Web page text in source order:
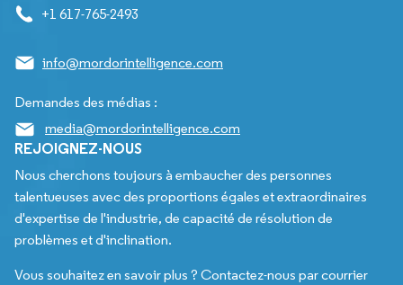
+1 617-765-2493
info@mordorintelligence.com
Demandes des médias :
media@mordorintelligence.com
REJOIGNEZ-NOUS
Nous cherchons toujours à embaucher des personnes
talentueuses avec des proportions égales et extraordinaires
d'expertise de l'industrie, de capacité de résolution de
problèmes et d'inclination.
Vous souhaitez en savoir plus ? Contactez-nous par courrier